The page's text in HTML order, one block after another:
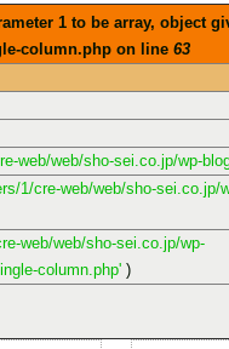
1 to be array, object
column.php on line 63
web/web/sho-sei.co.jp/wp-
1/cre-web/web/sho-sei.co.jp/
web/web/sho-sei.co.jp/wp-
column.php' )